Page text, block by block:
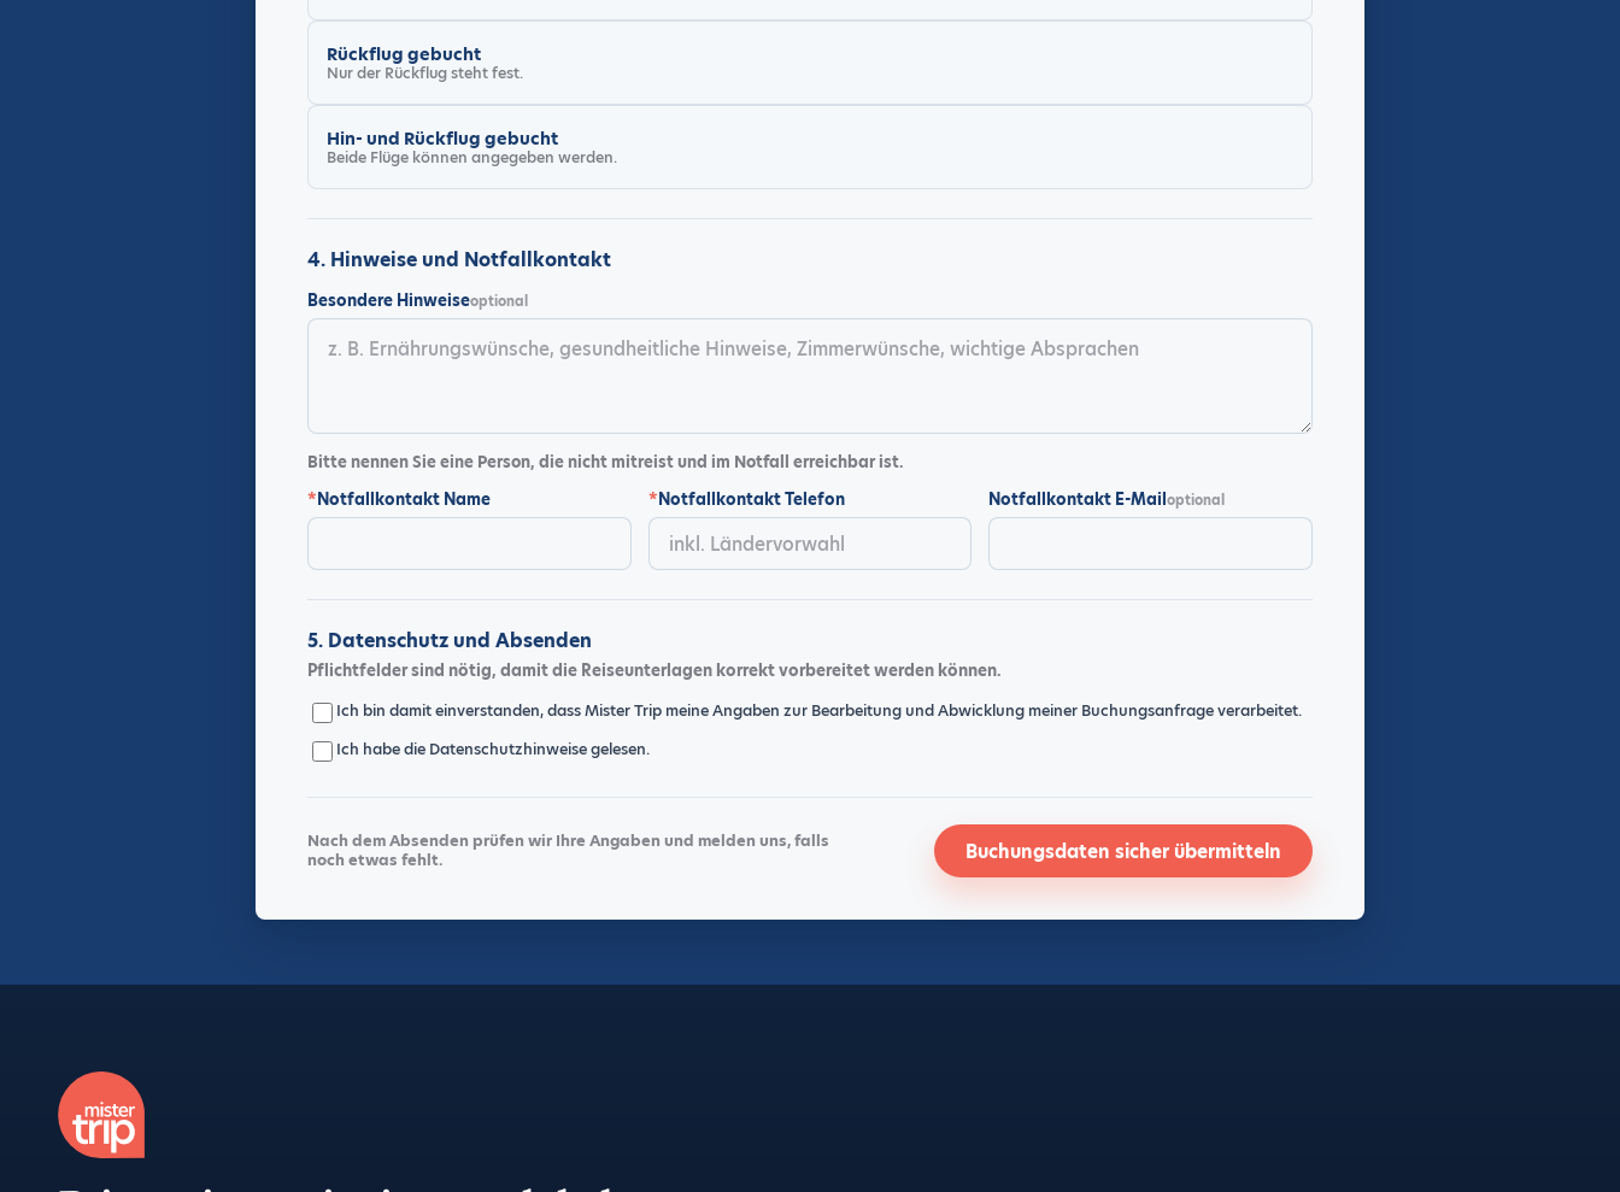
Rückflug gebucht
Nur der Rückflug steht fest.
Hin- und Rückflug gebucht
Beide Flüge können angegeben werden.
4. Hinweise und Notfallkontakt
Besondere Hinweiseoptional
Bitte nennen Sie eine Person, die nicht mitreist und im Notfall erreichbar ist.
*Notfallkontakt Name *Notfallkontakt Telefon Notfallkontakt E-Mailoptional
5. Datenschutz und Absenden
Pflichtfelder sind nötig, damit die Reiseunterlagen korrekt vorbereitet werden können.
Ich bin damit einverstanden, dass Mister Trip meine Angaben zur Bearbeitung und Abwicklung meiner Buchungsanfrage verarbeitet.
Ich habe die Datenschutzhinweisegelesen.
Nach dem Absenden prüfen wir Ihre Angaben und melden uns, falls
noch etwas fehlt.
Buchungsdaten sicher übermitteln